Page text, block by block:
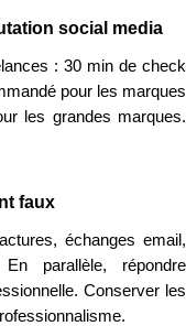
social media
: 30 min de check
pour les marques
les grandes marques.
faux
échanges email,
parallèle, répondre
Conserver les